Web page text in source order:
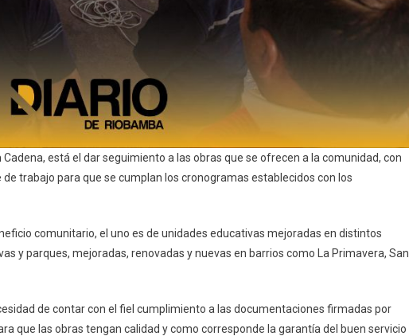
está el dar seguimiento a las obras que se ofrecen a la comunidad, con
trabajo para que se cumplan los cronogramas establecidos con los
comunitario, el uno es de unidades educativas mejoradas en distintos
y parques, mejoradas, renovadas y nuevas en barrios como La Primavera, San
de contar con el fiel cumplimiento a las documentaciones firmadas por
que las obras tengan calidad y como corresponde la garantía del buen servicio